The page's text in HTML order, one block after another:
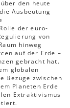
den heute
Ausbeutung
der euro­
von
hinweg
auf der Erde –
ge­bracht hat.
globalen
Bezüge zwischen
Planeten Erde
Extraktivismus